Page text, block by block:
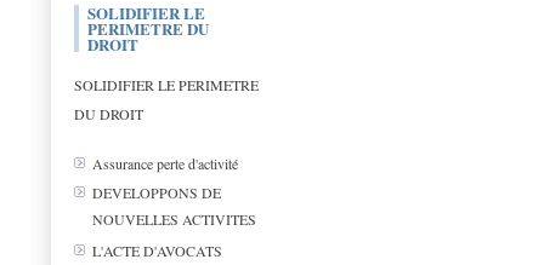
SOLIDIFIER LE
PERIMETRE DU
DROIT
SOLIDIFIER LE PERIMETRE
DU DROIT
Assurance perte d'activité
DEVELOPPONS DE
NOUVELLES ACTIVITES
L'ACTE D'AVOCATS